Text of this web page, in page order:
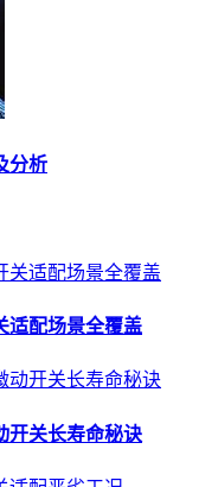
分析
适配场景全覆盖
开关长寿命秘诀